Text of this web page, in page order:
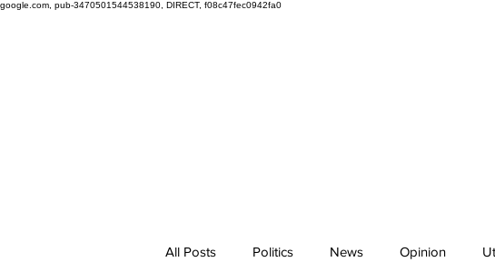
google.com, pub-3470501544538190, DIRECT, f08c47fec0942fa0
All Posts Politics News Opinion